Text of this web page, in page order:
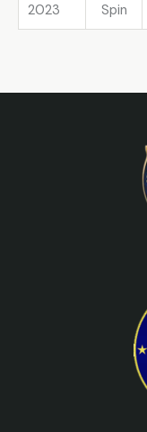
2023 Spin